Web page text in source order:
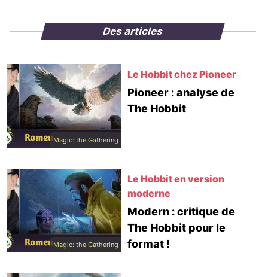
Des articles
Magic: the Gathering
Le Hobbit chez Pioneer
Pioneer : analyse de
The Hobbit
Magic: the Gathering
Le Hobbit en version
moderne
Modern : critique de
The Hobbit pour le
format !